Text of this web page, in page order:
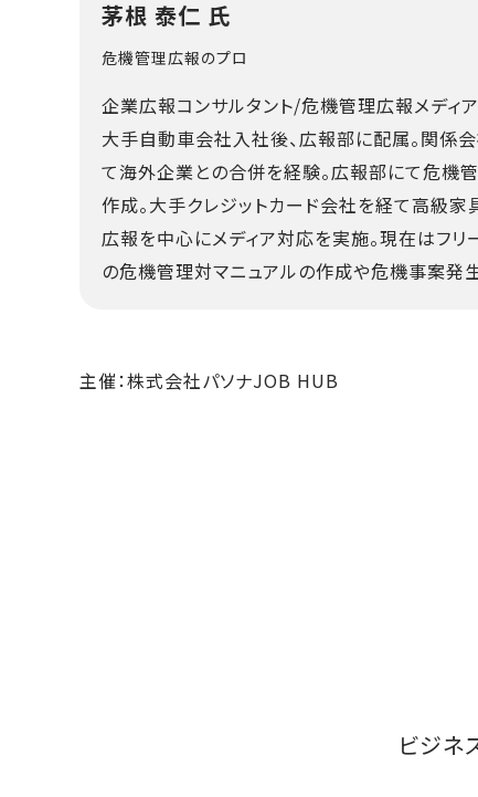
茅根 泰仁 氏
危機管理広報のプロ
企業広報コンサルタント/危機管理広報メディ
大手自動車会社入社後、広報部に配属。関係
て海外企業との合併を経験。広報部にて危機
作成。大手クレジットカード会社を経て高級
広報を中心にメディア対応を実施。現在はフリ
の危機管理対マニュアルの作成や危機事案発
主催：株式会社パソナJOB HUB
ビジネ